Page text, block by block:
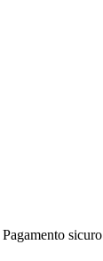
Pagamento sicuro